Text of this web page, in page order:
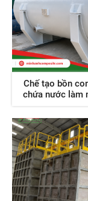
Chế tạo bồn
chứa nước làm